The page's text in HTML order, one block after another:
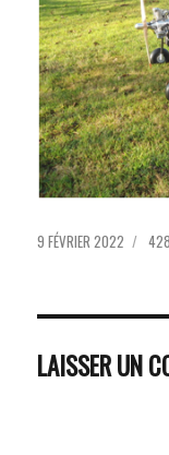
PUBLIÉ
9 FÉVRIER 2022
LAISSER UN